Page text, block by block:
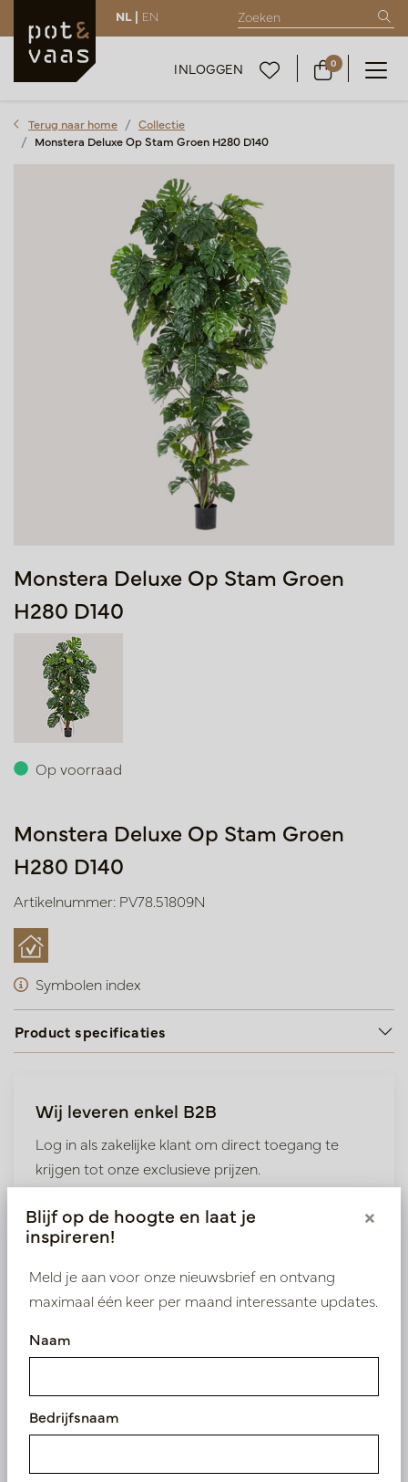
NL | EN
INLOGGEN 0
Terug naar home
Collectie
Monstera Deluxe Op Stam Groen H280 D140
Monstera Deluxe Op Stam Groen
H280 D140
Op voorraad
Monstera Deluxe Op Stam Groen
H280 D140
Artikelnummer: PV78.51809N
Symbolen index
Product specificaties
Wij leveren enkel B2B
Log in als zakelijke klant om direct toegang te
krijgen tot onze exclusieve prijzen.
Bestaande klant? Log hier in
Nieuw? Registreer hier
Vergelijkbare
producten
Blijf op de hoogte en laat je
inspireren!
×
Meld je aan voor onze nieuwsbrief en ontvang
maximaal één keer per maand interessante updates.
Naam
Bedrijfsnaam